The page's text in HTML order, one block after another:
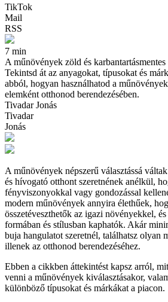
TikTok
Mail
RSS
7 min
A műnövények zöld és
Tekintsd át az anyagokat, típusokat és
abból, hogyan használhatod a
elemként otthonod berendezésében.
Tivadar Jonás
Tivadar
Jonás
A műnövények népszerű választássá
és hívogató otthont szeretnének anélkül,
fényviszonyokkal vagy gondozással
modern műnövények annyira élethűek,
összetéveszthetők az igazi növényekkel, és
formában és stílusban kaphatók. Akár
buja hangulatot szeretnél, találhatsz olyan
illenek az otthonod berendezéséhez.
Ebben a cikkben áttekintést kapsz arról,
venni a műnövények kiválasztásakor,
különböző típusokat és márkákat a piacon.